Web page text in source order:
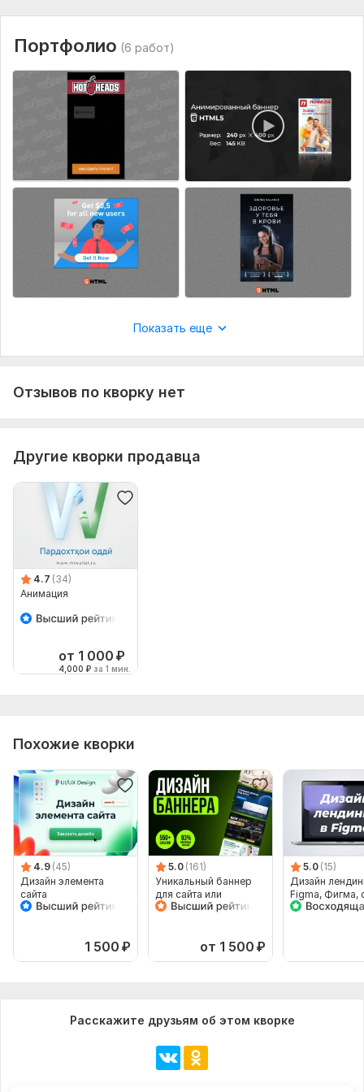
- Размеры баннера (в пикселях) и тех. требования
площадки
- Фото/картинки товаров
- Пожелания по дизайну/анимации (возможно какие-то
понравившиеся примеры)
Фриланс услуга включает:
Исходники
Для рекламы в соц. сетях
Количество: 1
Срок выполнения:1 день
Вид: Анимированный баннер
Портфолио (6 работ)
Показать еще
Отзывов по кворку нет
Другие кворки продавца
4.7 (34)
Анимация
от 1 000 ₽
4,000 ₽ за 1 мин.
Похожие кворки
4.9 (45)
Дизайн элемента
сайта
1 500 ₽
5.0 (161)
Уникальный баннер
для сайта или
соцсетей
от 1 500 ₽
5.0 (15)
Дизайн
Figma, Фигма,
Расскажите друзьям об этом кворке